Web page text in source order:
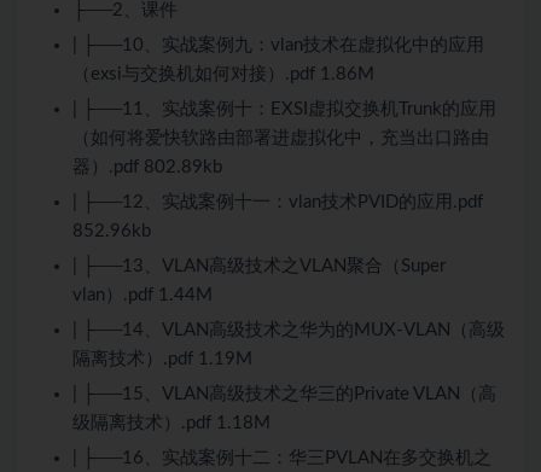
├──2、课件
| ├──10、实战案例九：vlan技术在虚拟化中的应用
（exsi与交换机如何对接）.pdf 1.86M
| ├──11、实战案例十：EXSI虚拟交换机Trunk的应用
（如何将爱快软路由部署进虚拟化中，充当出口路由
器）.pdf 802.89kb
| ├──12、实战案例十一：vlan技术PVID的应用.pdf
852.96kb
| ├──13、VLAN高级技术之VLAN聚合（Super
vlan）.pdf 1.44M
| ├──14、VLAN高级技术之华为的MUX-VLAN（高级
隔离技术）.pdf 1.19M
| ├──15、VLAN高级技术之华三的Private VLAN（高
级隔离技术）.pdf 1.18M
| ├──16、实战案例十二：华三PVLAN在多交换机之